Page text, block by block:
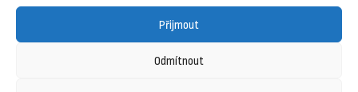
Přijmout
Odmítnout